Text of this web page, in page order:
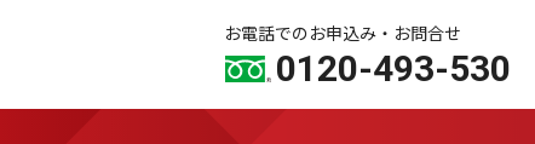
お電話でのお申込み・お問合せ
0120-493-530